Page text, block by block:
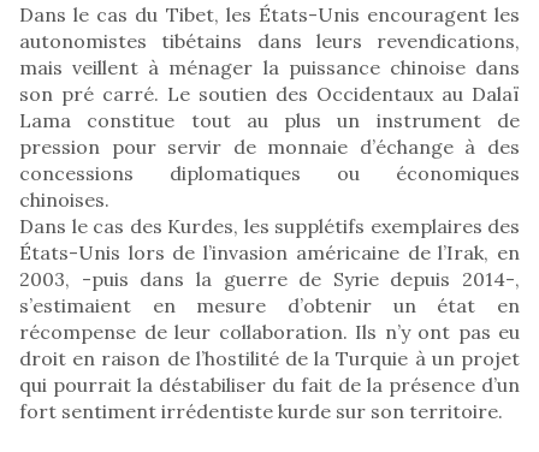
Dans le cas du Tibet, les États-Unis encouragent les
autonomistes tibétains dans leurs revendications,
mais veillent à ménager la puissance chinoise dans
son pré carré. Le soutien des Occidentaux au Dalaï
Lama constitue tout au plus un instrument de
pression pour servir de monnaie d’échange à des
concessions diplomatiques ou économiques
chinoises.
Dans le cas des Kurdes, les supplétifs exemplaires des
États-Unis lors de l’invasion américaine de l’Irak, en
2003, -puis dans la guerre de Syrie depuis 2014-,
s’estimaient en mesure d’obtenir un état en
récompense de leur collaboration. Ils n’y ont pas eu
droit en raison de l’hostilité de la Turquie à un projet
qui pourrait la déstabiliser du fait de la présence d’un
fort sentiment irrédentiste kurde sur son territoire.